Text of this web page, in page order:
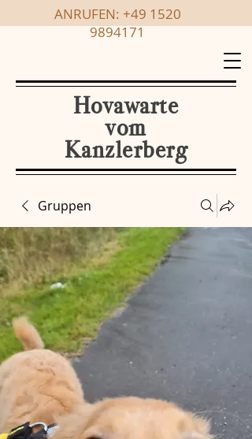
Hovawarte
vom
Kanzlerberg
ANRUFEN: +49 1520
9894171
Gruppen